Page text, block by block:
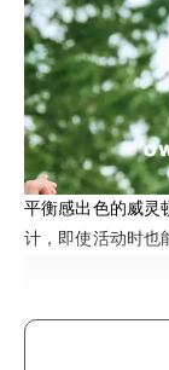
平衡感出色的威灵
计，即使活动时也